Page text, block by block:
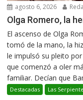
agosto 6, 2026
Olga Romero, la
El ascenso de Olga
tomó de la mano, la
le impulsó su pleito
que comenzó a oler
familiar. Decían que
Destacadas Las